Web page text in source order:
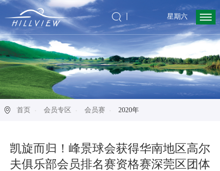
星期六
首页 会员专区 会员赛 2020年
凯旋而归！峰景球会获得华南地区高尔
夫俱乐部会员排名赛资格赛深莞区团体